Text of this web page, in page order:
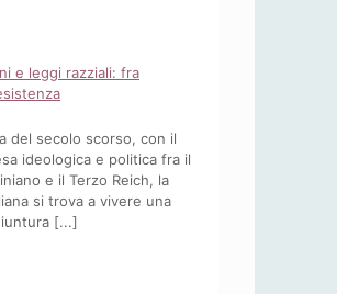
e leggi razziali: fra
del secolo scorso, con il
ideologica e politica fra il
e il Terzo Reich, la
si trova a vivere una
[...]